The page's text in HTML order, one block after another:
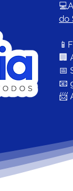
do
🏢
📅
📧
📨